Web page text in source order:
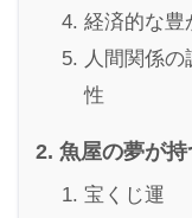
経済的な豊
人間関係
性
魚屋の夢が
宝くじ運